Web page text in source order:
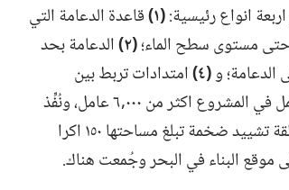
انواع رئيسية:‏‏(‏١)‏ قاعدة الدعامة التي
مستوى سطح الماء؛‏‏(‏٢)‏
الدعامة بحد
و‏(‏٤)‏
امتدادات تربط بين
العوارض الاساسية.‏ (‏انظر الرسم أعلاه.‏)‏ وقد تطلب العمل في المشروع اكثر من ٠٠٠‏,٦ عامل،‏ ونُفِّذ
اكثر من ٨٠ في المئة من الاعمال على الشاطئ في «منطقة تشييد ضخمة تبلغ مساحتها ١٥٠ اكرا
موقع البناء في البحر وجُمعت هناك.‏